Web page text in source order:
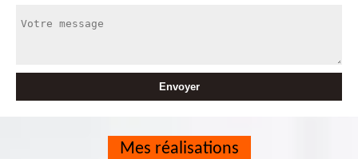
Mes réalisations